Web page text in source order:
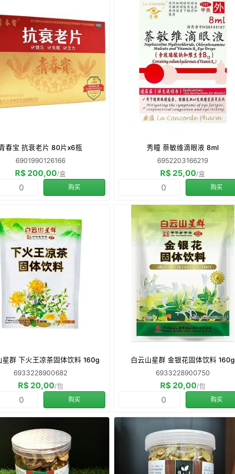
春宝 抗衰老片 80片x6瓶
6901990126166
R$ 200,00/盒
购买
秀瞳 萘敏维滴眼液 8ml
6952203166219
R$ 25,00/盒
购买
星群 下火王凉茶固体饮料 160g
6933228900682
R$ 20,00/包
购买
白云山星群 金银花固体饮料 160g
6933228900750
R$ 20,00/包
购买